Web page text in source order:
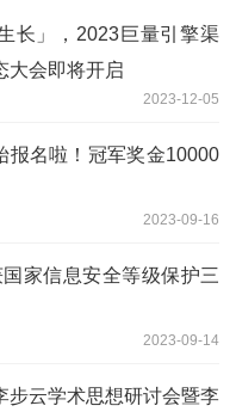
长」，2023巨量引擎渠
大会即将开启
2023-12-05
报名啦！冠军奖金10000
2023-09-16
家信息安全等级保护三
2023-09-14
云学术思想研讨会暨李